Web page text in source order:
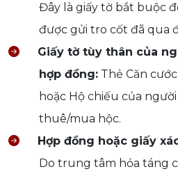
Đây là giấy tờ bắt buộc
được gửi tro cốt đã qua
Giấy tờ tùy thân của
hợp đồng: Thẻ Căn
hoặc Hộ chiếu của
thuê/mua hộc.
Hợp đồng hoặc giấy
Do trung tâm hỏa táng